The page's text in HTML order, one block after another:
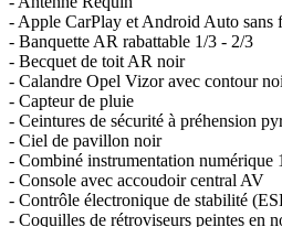
- Apple CarPlay et Android Auto sans
- Banquette AR rabattable 1/3 - 2/3
- Becquet de toit AR noir
- Calandre Opel Vizor avec contour
- Capteur de pluie
- Ceintures de sécurité à préhension
- Ciel de pavillon noir
- Combiné instrumentation numérique
- Console avec accoudoir central AV
- Contrôle électronique de stabilité
- Coquilles de rétroviseurs peintes en